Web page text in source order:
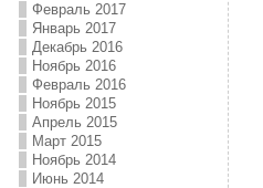
Февраль 2017
Январь 2017
Декабрь 2016
Ноябрь 2016
Февраль 2016
Ноябрь 2015
Апрель 2015
Март 2015
Ноябрь 2014
Июнь 2014